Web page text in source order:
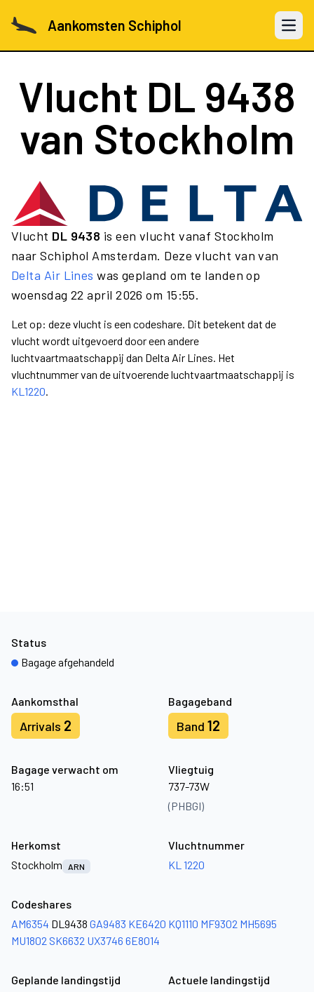
Aankomsten Schiphol Open
Vlucht DL 9438
van Stockholm
Vlucht DL 9438 is een vlucht vanaf Stockholm
naar Schiphol Amsterdam. Deze vlucht van van
Delta Air Lines was gepland om te landen op
woensdag 22 april 2026 om 15:55.
Let op: deze vlucht is een codeshare. Dit betekent dat de
vlucht wordt uitgevoerd door een andere
luchtvaartmaatschappij dan Delta Air Lines. Het
vluchtnummer van de uitvoerende luchtvaartmaatschappij is
KL1220.
Aankomsthal
Arrivals 2
Bagageband
Band 12
Bagage verwacht om
16:51
Vliegtuig
737-73W
(PHBGI)
Status
Bagage afgehandeld
Herkomst
Stockholm
ARN
Vluchtnummer
KL 1220
Codeshares
AM6354 DL9438 GA9483 KE6420 KQ1110 MF9302 MH5695
MU1802 SK6632 UX3746 6E8014
Geplande landingstijd
Actuele landingstijd